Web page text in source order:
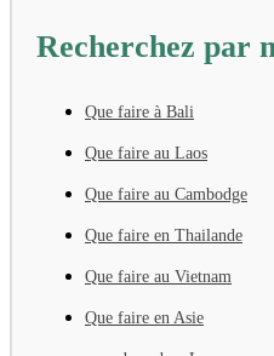
Recherchez par
Que faire à Bali
Que faire au Laos
Que faire au Cambodge
Que faire en Thailande
Que faire au Vietnam
Que faire en Asie